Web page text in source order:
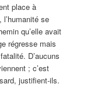
place à
l’humanité se
qu’elle avait
régresse mais
D’aucuns
; c’est
justifient-ils.